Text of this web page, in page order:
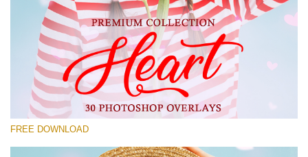
Proszę wybrać
Free Photoshop Overlay #21
Small 800*533px
Heart Collection
(30 Overlays)
FREE DOWNLOAD